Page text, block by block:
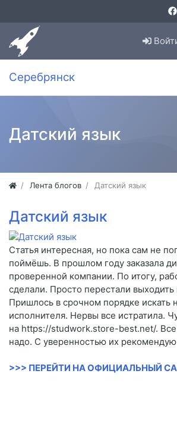
Серебрянск
Датский язык
Лента блогов Датский язык
Датский язык
Статья интересная, но пока сам не
поймёшь. В прошлом году заказала
проверенной компании. По итогу,
сделали. Просто перестали выходить
Пришлось в срочном порядке искать
исполнителя. Нервы все истратила.
на https://studwork.store-best.net/.
надо. С уверенностью их рекомендую
>>> ПЕРЕЙТИ НА ОФИЦИАЛЬНЫЙ